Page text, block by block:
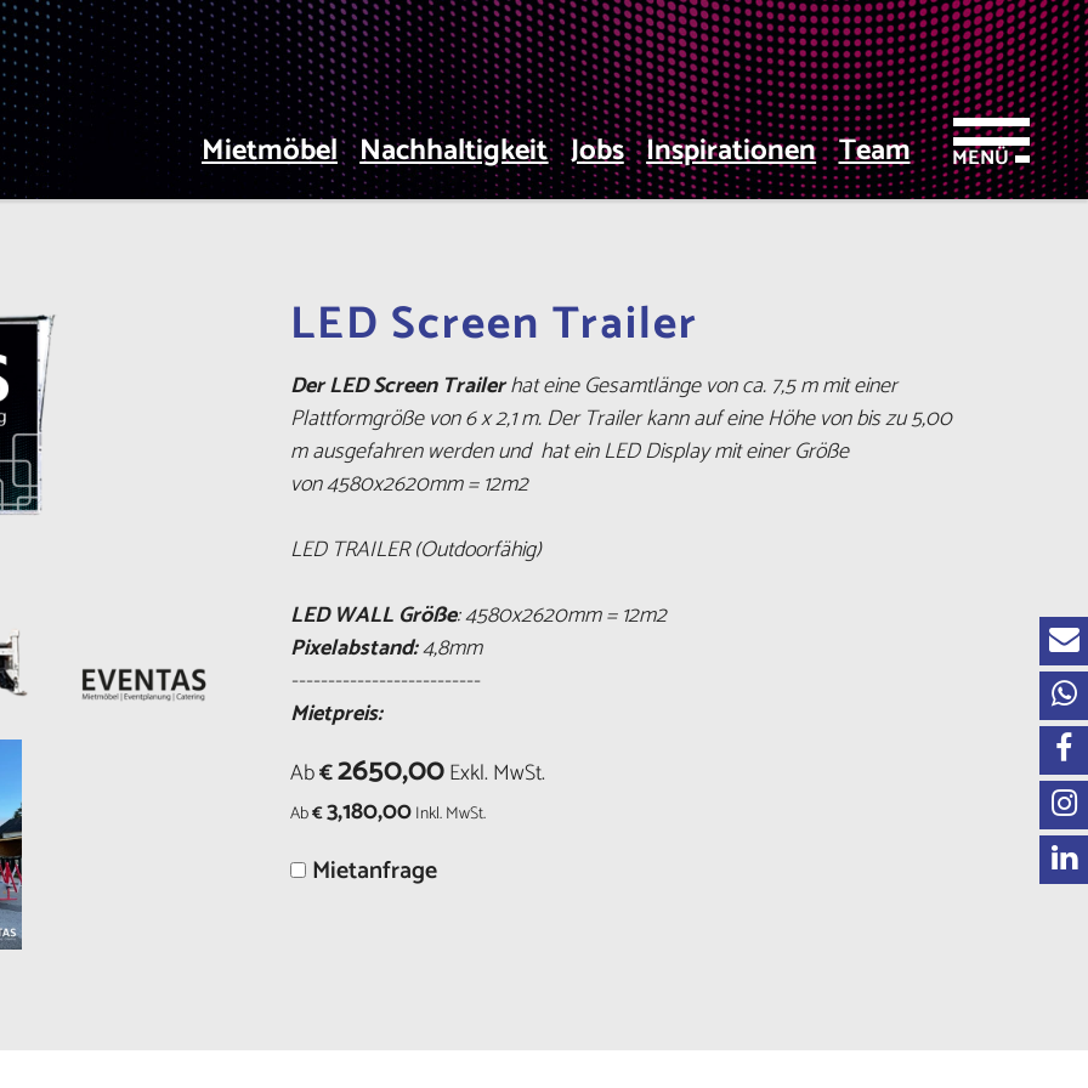
Mietmöbel Nachhaltigkeit Jobs Inspirationen Team MENÜ
LED Screen Trailer
Der LED Screen Trailerhat eine Gesamtlänge von ca. 7,5 m mit einer
Plattformgröße von 6 x 2,1 m. Der Trailer kann auf eine Höhe von bis zu 5,00
m ausgefahren werden und hat ein LED Display mit einer Größe
von4580x2620mm = 12m2
LED TRAILER (Outdoorfähig)
LED WALL Größe:4580x2620mm = 12m2
Pixelabstand:4,8mm
--------------------------
Mietpreis:
Ab€2650,00Exkl. MwSt.
Ab€3,180,00Inkl. MwSt.
Mietanfrage